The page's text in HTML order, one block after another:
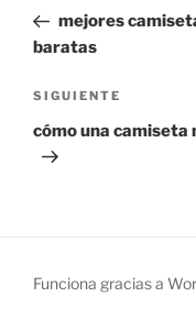
entradas
anterior:
mejores
baratas
Siguiente
entrada
SIGUIENTE
cómo una
Funciona gracias a